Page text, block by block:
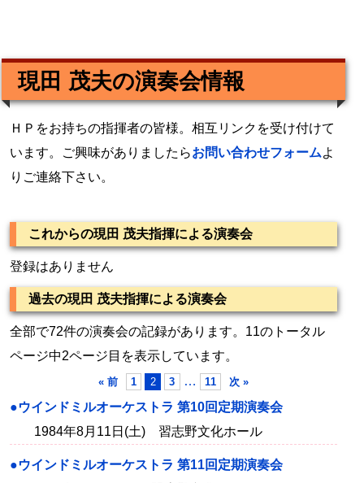
現田 茂夫の演奏会情報
ＨＰをお持ちの指揮者の皆様。相互リンクを受け付けて
います。ご興味がありましたらお問い合わせフォームよ
りご連絡下さい。
これからの現田 茂夫指揮による演奏会
登録はありません
過去の現田 茂夫指揮による演奏会
全部で72件の演奏会の記録があります。11のトータル
ページ中2ページ目を表示しています。
« 前 1 2 3 … 11 次 »
●ウインドミルオーケストラ 第10回定期演奏会
1984年8月11日(土) 習志野文化ホール
●ウインドミルオーケストラ 第11回定期演奏会